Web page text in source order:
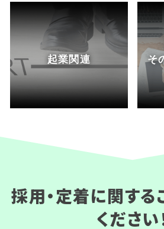
起業関連 そ
採用・定着に関する
ください